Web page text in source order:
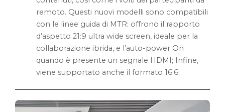
remoto. Questi nuovi modelli sono compatibili
con le linee guida di MTR: offrono il rapporto
d’aspetto 21:9 ultra wide screen, ideale per la
collaborazione ibrida, e l’auto-power On
quando è presente un segnale HDMI; Infine,
viene supportato anche il formato 16:6;